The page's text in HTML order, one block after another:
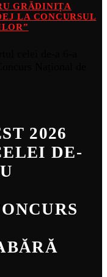
GRĂDINIȚA
LA CONCURSUL
2026
DE-